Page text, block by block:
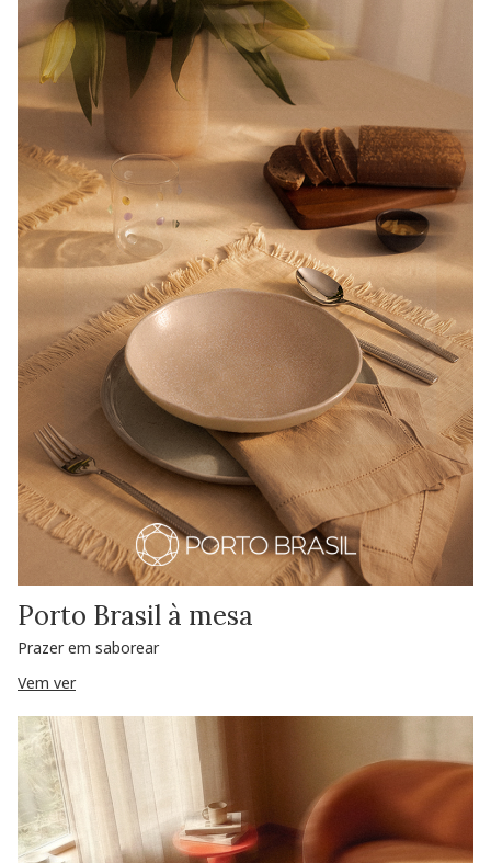
Porto Brasil à mesa
Prazer em saborear
Vem ver